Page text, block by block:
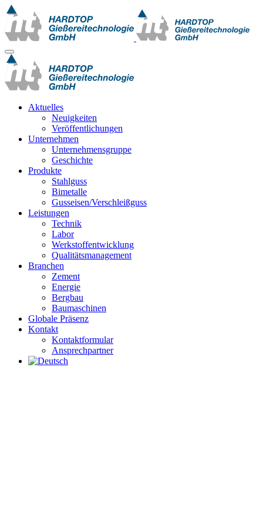
Aktuelles
Neuigkeiten
Veröffentlichungen
Unternehmen
Unternehmensgruppe
Geschichte
Produkte
Stahlguss
Bimetalle
Gusseisen/Verschleißguss
Leistungen
Technik
Labor
Werkstoffentwicklung
Qualitätsmanagement
Branchen
Zement
Energie
Bergbau
Baumaschinen
Globale Präsenz
Kontakt
Kontaktformular
Ansprechpartner